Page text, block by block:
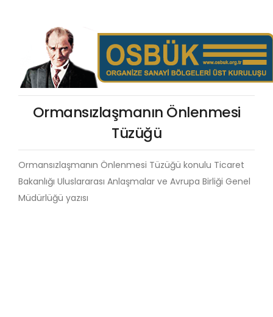
Ormansızlaşmanın Önlenmesi
Tüzüğü
Ormansızlaşmanın Önlenmesi Tüzüğü konulu Ticaret
Bakanlığı Uluslararası Anlaşmalar ve Avrupa Birliği Genel
Müdürlüğü yazısı